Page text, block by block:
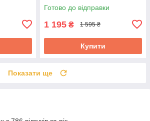
Готово до відправки
1 195 ₴ 1 595 ₴
Купити
Показати ще